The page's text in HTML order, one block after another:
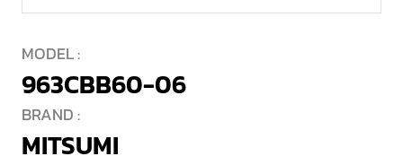
MODEL :
963CBB60-06
BRAND :
MITSUMI